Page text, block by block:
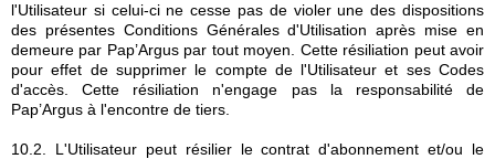
l'Utilisateur si celui-ci ne cesse pas de violer une des dispositions
des présentes Conditions Générales d'Utilisation après mise en
demeure par Pap’Argus par tout moyen. Cette résiliation peut avoir
pour effet de supprimer le compte de l'Utilisateur et ses Codes
d'accès. Cette résiliation n'engage pas la responsabilité de
Pap’Argus à l'encontre de tiers.
10.2. L'Utilisateur peut résilier le contrat d'abonnement et/ou le